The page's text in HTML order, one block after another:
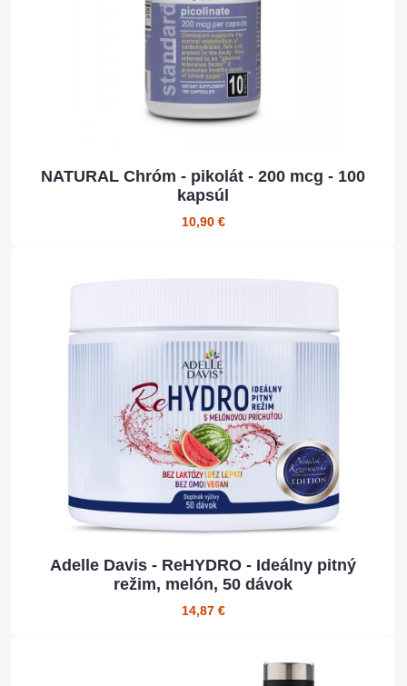
NATURAL Chróm - pikolát - 200 mcg - 100
kapsúl
10,90 €
Adelle Davis - ReHYDRO - Ideálny pitný
režim, melón, 50 dávok
14,87 €